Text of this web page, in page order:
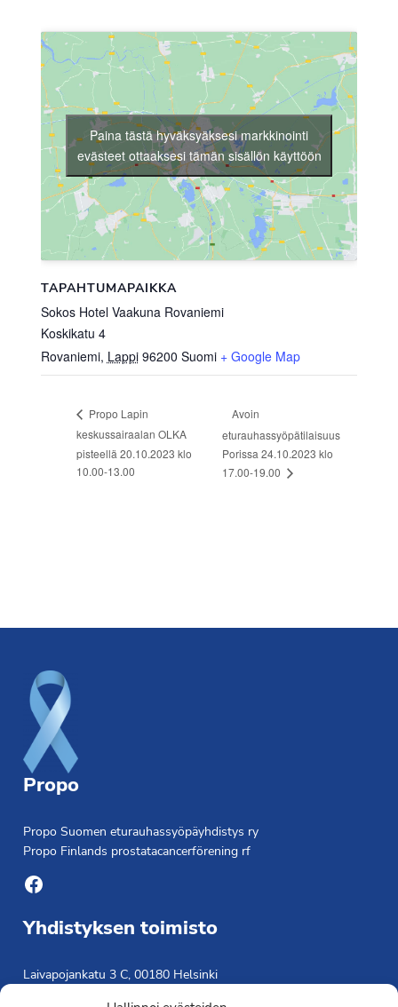
TAPAHTUMAPAIKKA
Sokos Hotel Vaakuna Rovaniemi
Koskikatu 4
Rovaniemi, Lappi 96200 Suomi + Google Map
Paina tästä hyväksyäksesi markkinointi
evästeet ottaaksesi tämän sisällön käyttöön
Propo Lapin
keskussairaalan OLKA
pisteellä 20.10.2023 klo
10.00-13.00
Avoin
eturauhassyöpätilaisuus
Porissa 24.10.2023 klo
17.00-19.00
Propo
Propo Suomen eturauhassyöpäyhdistys ry
Propo Finlands prostatacancerförening rf
Facebook
Yhdistyksen toimisto
Laivapojankatu 3 C, 00180 Helsinki